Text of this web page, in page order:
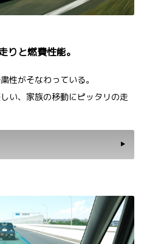
りと燃費性能。
性がそなわっている。
い、家族の移動にピッタリの走